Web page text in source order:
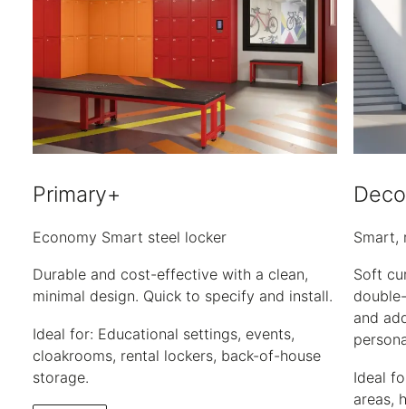
Primary+
Economy Smart steel locker
Durable and cost-effective with a clean,
minimal design. Quick to specify and install.
Ideal for: Educational settings, events,
cloakrooms, rental lockers, back-of-house
storage.
Deco
Smart,
Soft
and
Ideal
areas,